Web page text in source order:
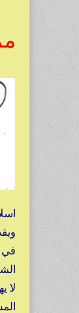
في
لا